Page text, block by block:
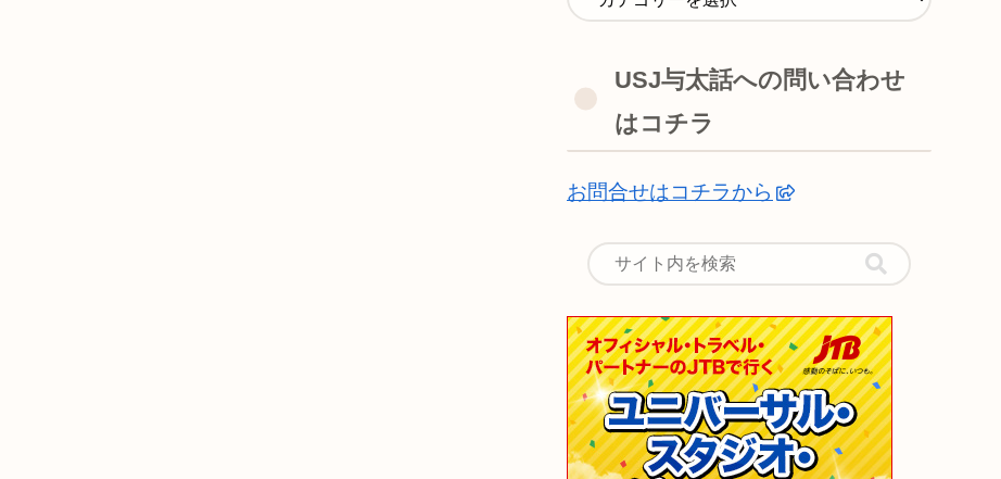
USJ与太話への問い合わせ
はコチラ
お問合せはコチラから